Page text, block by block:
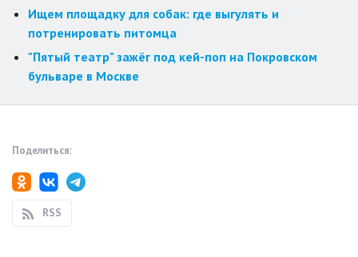
Ищем площадку для собак: где выгулять и
потренировать питомца
"Пятый театр" зажёг под кей-поп на Покровском
бульваре в Москве
Поделиться:
RSS